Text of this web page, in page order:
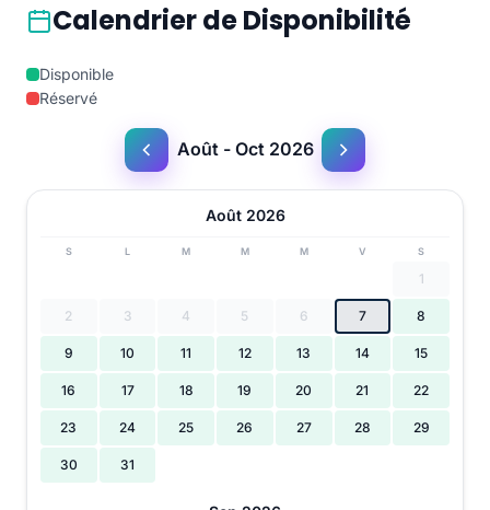
Calendrier de Disponibilité
Disponible
Réservé
Août - Oct 2026
Août 2026
S L M M M V S
1
2 3 4 5 6 7 8
9 10 11 12 13 14 15
16 17 18 19 20 21 22
23 24 25 26 27 28 29
30 31